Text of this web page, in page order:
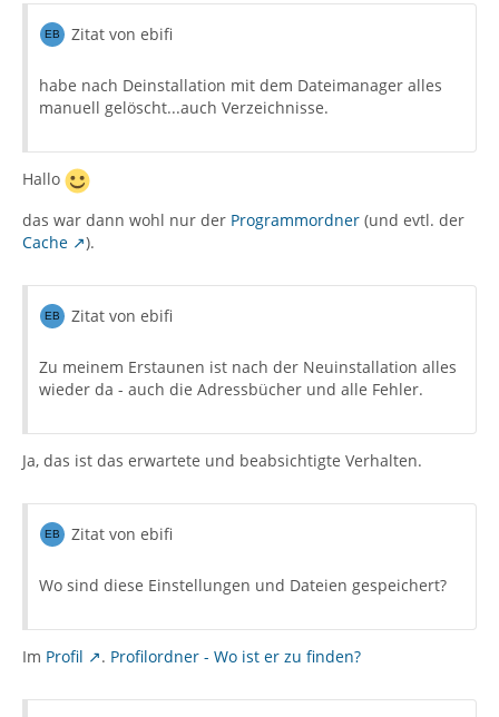
Zitat von ebifi
habe nach Deinstallation mit dem Dateimanager alles
manuell gelöscht...auch Verzeichnisse.
Hallo
das war dann wohl nur der Programmordner (und evtl. der
Cache
).
Zitat von ebifi
Zu meinem Erstaunen ist nach der Neuinstallation alles
wieder da - auch die Adressbücher und alle Fehler.
Ja, das ist das erwartete und beabsichtigte Verhalten.
Zitat von ebifi
Wo sind diese Einstellungen und Dateien gespeichert?
Im Profil . Profilordner - Wo ist er zu finden?